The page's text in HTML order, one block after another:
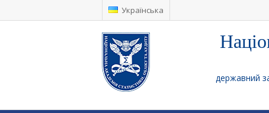
Українська
державний